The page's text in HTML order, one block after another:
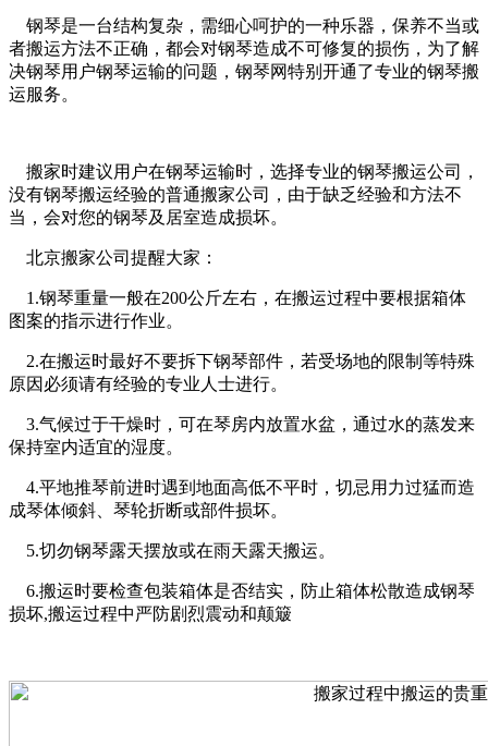
钢琴是一台结构复杂，需细心呵护的一种乐器，保养不当或
者搬运方法不正确，都会对钢琴造成不可修复的损伤，为了解
决钢琴用户钢琴运输的问题，钢琴网特别开通了专业的钢琴搬
运服务。
搬家时建议用户在钢琴运输时，选择专业的钢琴搬运公司，
没有钢琴搬运经验的普通搬家公司，由于缺乏经验和方法不
当，会对您的钢琴及居室造成损坏。
北京搬家公司提醒大家：
1.钢琴重量一般在200公斤左右，在搬运过程中要根据箱体
图案的指示进行作业。
2.在搬运时最好不要拆下钢琴部件，若受场地的限制等特殊
原因必须请有经验的专业人士进行。
3.气候过于干燥时，可在琴房内放置水盆，通过水的蒸发来
保持室内适宜的湿度。
4.平地推琴前进时遇到地面高低不平时，切忌用力过猛而造
成琴体倾斜、琴轮折断或部件损坏。
5.切勿钢琴露天摆放或在雨天露天搬运。
6.搬运时要检查包装箱体是否结实，防止箱体松散造成钢琴
损坏,搬运过程中严防剧烈震动和颠簸